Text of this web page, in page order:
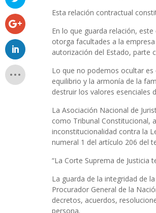
Esta relación contractual
En lo que guarda relación,
otorga facultades a la
autorización del Estado, parte
Lo que no podemos ocultar
equilibrio y la armonía de la
destruir los valores esenciales
La Asociación Nacional de
como Tribunal Constitucional,
inconstitucionalidad contra la
numeral 1 del artículo 206 del
“La Corte Suprema de Justicia
La guarda de la integridad de
Procurador General de la
decretos, acuerdos,
persona.